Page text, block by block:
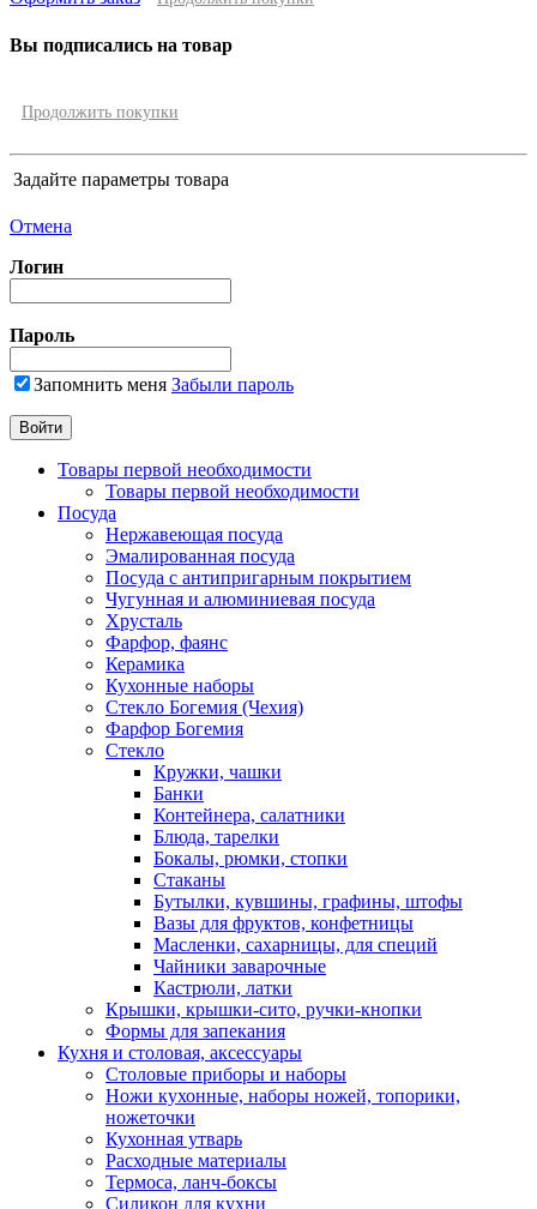
Вы подписались на товар
Продолжить покупки
Задайте параметры товара
Отмена
Логин
Пароль
Запомнить меня Забыли пароль
Товары первой необходимости
Товары первой необходимости
Посуда
Нержавеющая посуда
Эмалированная посуда
Посуда с антипригарным покрытием
Чугунная и алюминиевая посуда
Хрусталь
Фарфор, фаянс
Керамика
Кухонные наборы
Стекло Богемия (Чехия)
Фарфор Богемия
Стекло
Кружки, чашки
Банки
Контейнера, салатники
Блюда, тарелки
Бокалы, рюмки, стопки
Стаканы
Бутылки, кувшины, графины, штофы
Вазы для фруктов, конфетницы
Масленки, сахарницы, для специй
Чайники заварочные
Кастрюли, латки
Крышки, крышки-сито, ручки-кнопки
Формы для запекания
Кухня и столовая, аксессуары
Столовые приборы и наборы
Ножи кухонные, наборы ножей, топорики,
ножеточки
Кухонная утварь
Расходные материалы
Термоса, ланч-боксы
Силикон для кухни